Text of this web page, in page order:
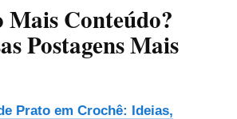
Conteúdo?
Postagens Mais
Prato em Crochê: Ideias,